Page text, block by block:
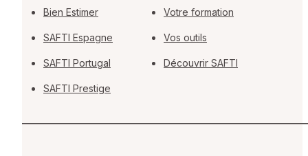
Bien Estimer
SAFTI Espagne
SAFTI Portugal
SAFTI Prestige
Votre formation
Vos outils
Découvrir SAFTI